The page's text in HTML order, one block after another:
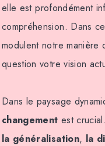
elle est profondément
compréhension. Dans
modulent notre manière
question votre vision
Dans le paysage
changement est
la généralisation, la